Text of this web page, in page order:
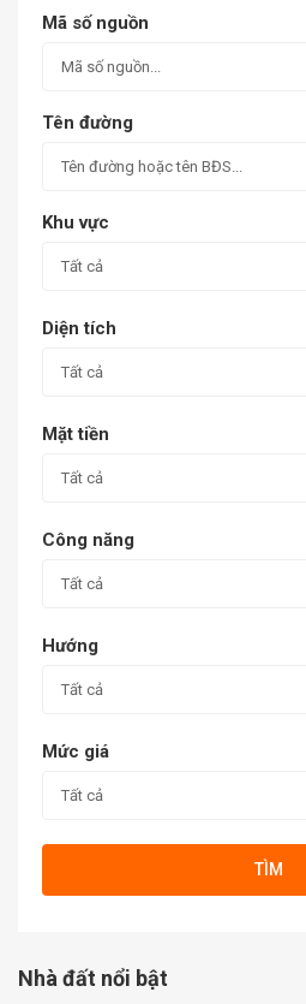
Mã số nguồn
Tên đường
Khu vực
Tất cả
Diện tích
Tất cả
Mặt tiền
Tất cả
Công năng
Tất cả
Hướng
Tất cả
Mức giá
Tất cả
TÌM
Nhà đất nổi bật